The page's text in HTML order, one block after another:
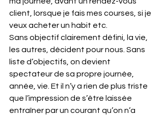
client, lorsque je fais mes courses, si je
veux acheter un habit etc.
Sans objectif clairement défini, la vie,
les autres, décident pour nous. Sans
liste d’objectifs, on devient
spectateur de sa propre journée,
année, vie. Et il n’y a rien de plus triste
que l’impression de s’être laissée
entraîner par un courant qu’on n’a